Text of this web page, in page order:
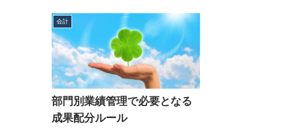
会計
部門別業績管理で必要となる
成果配分ルール